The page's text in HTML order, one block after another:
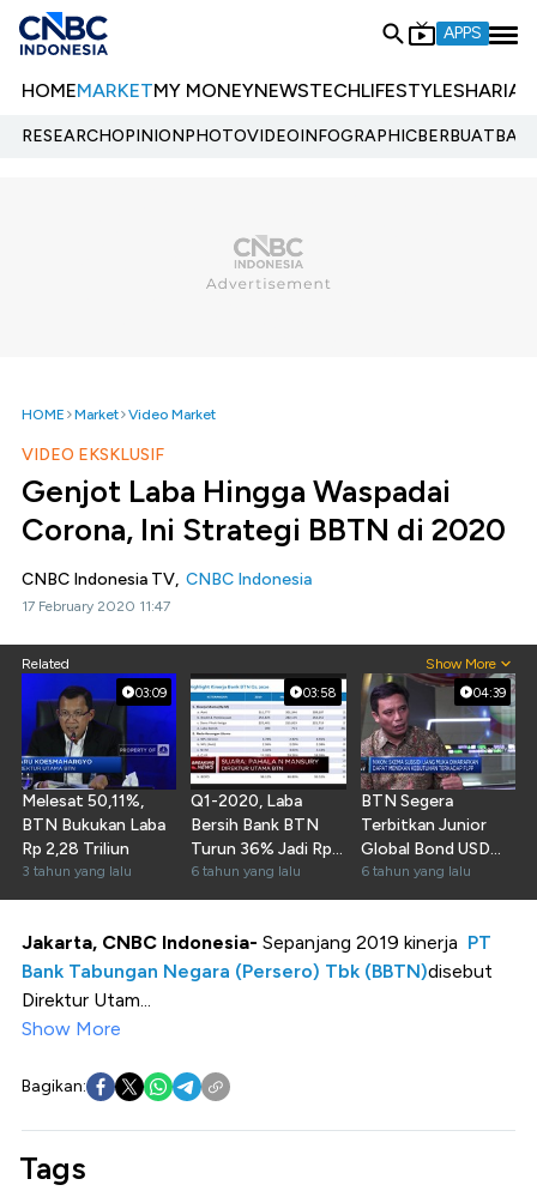
APPS
HOMEMARKETMY MONEYNEWSTECHLIFESTYLESHARIA
RESEARCHOPINIONPHOTOVIDEOINFOGRAPHIC
HOME Market Video Market
VIDEO EKSKLUSIF
Genjot Laba Hingga Waspadai
Corona, Ini Strategi BBTN di 2020
CNBC Indonesia TV, CNBC Indonesia
17 February 2020 11:47
Related Show More
03:09
Melesat 50,11%,
BTN Bukukan Laba
Rp 2,28 Triliun
3 tahun yang lalu
03:58
Q1-2020, Laba
Bersih Bank BTN
Turun 36% Jadi Rp
457 Miliar
6 tahun yang lalu
04:39
BTN Segera
Terbitkan Junior
Global Bond USD
300 Juta
6 tahun yang lalu
Jakarta, CNBC Indonesia- Sepanjang 2019 kinerja PT
Bank Tabungan Negara (Persero) Tbk (BBTN)disebut
Direktur Utam...
Show More
Bagikan:
Tags